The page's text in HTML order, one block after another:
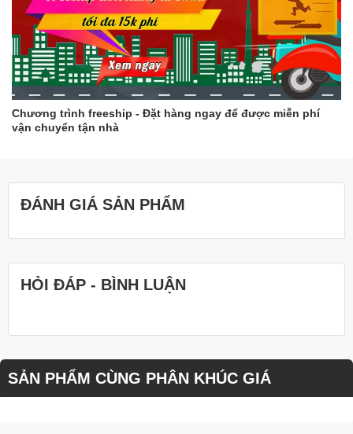
Thêm một số mẹo giúp khuôn rau câu không bị mốc thâm
kim
Sau khi rửa sạch khuôn, bạn có thể tráng sơ qua nước sôi
để khử trùng.
Bạn nên bảo quản khuôn rau câu ở nơi khô ráo, thoáng
mát.
Chương trình freeship - Đặt hàng ngay để được miễn phí
vận chuyển tận nhà
ĐÁNH GIÁ SẢN PHẨM
HỎI ĐÁP - BÌNH LUẬN
SẢN PHẨM CÙNG PHÂN KHÚC GIÁ